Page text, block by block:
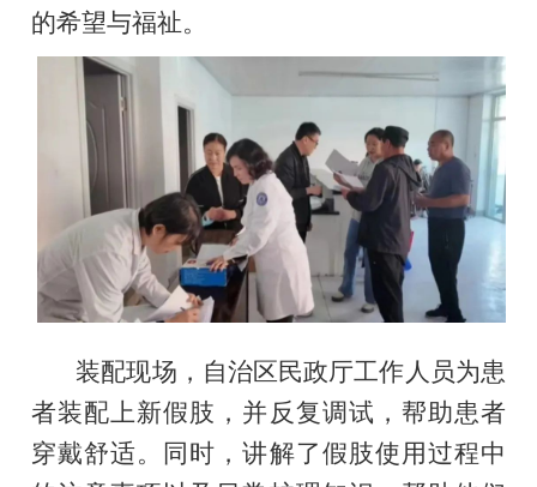
的希望与福祉。
装配现场，自治区民政厅工作人员为患
者装配上新假肢，并反复调试，帮助患者
穿戴舒适。同时，讲解了假肢使用过程中